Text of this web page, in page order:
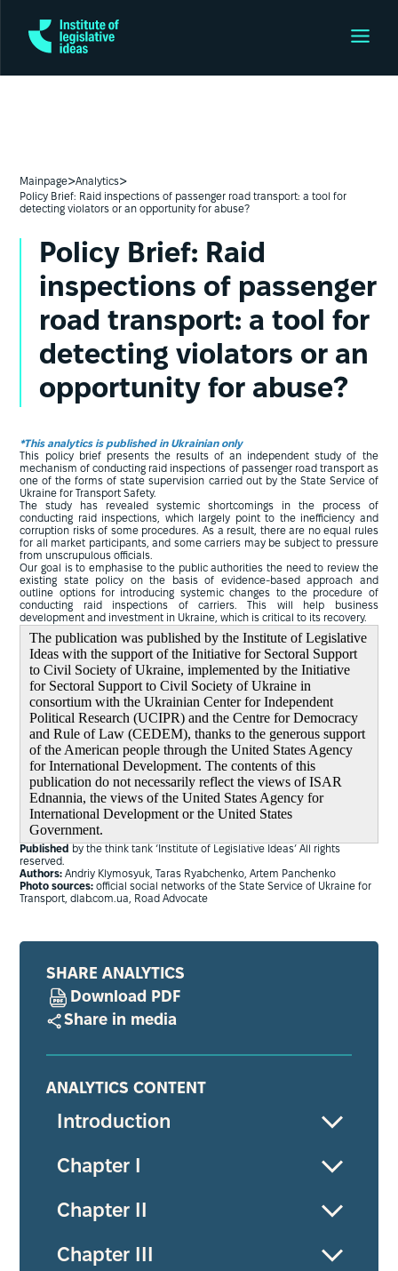
Mainpage>Analytics>
Policy Brief: Raid inspections of passenger road transport: a tool for
detecting violators or an opportunity for abuse?
Policy Brief: Raid
inspections of passenger
road transport: a tool for
detecting violators or an
opportunity for abuse?
*This analytics is published in Ukrainian only
This policy brief presents the results of an independent study of the
mechanism of conducting raid inspections of passenger road transport as
one of the forms of state supervision carried out by the State Service of
Ukraine for Transport Safety.
The study has revealed systemic shortcomings in the process of
conducting raid inspections, which largely point to the inefficiency and
corruption risks of some procedures. As a result, there are no equal rules
for all market participants, and some carriers may be subject to pressure
from unscrupulous officials.
Our goal is to emphasise to the public authorities the need to review the
existing state policy on the basis of evidence-based approach and
outline options for introducing systemic changes to the procedure of
conducting raid inspections of carriers. This will help business
development and investment in Ukraine, which is critical to its recovery.
The publication was published by the Institute of Legislative
Ideas with the support of the Initiative for Sectoral Support
to Civil Society of Ukraine, implemented by the Initiative
for Sectoral Support to Civil Society of Ukraine in
consortium with the Ukrainian Center for Independent
Political Research (UCIPR) and the Centre for Democracy
and Rule of Law (CEDEM), thanks to the generous support
of the American people through the United States Agency
for International Development. The contents of this
publication do not necessarily reflect the views of ISAR
Ednannia, the views of the United States Agency for
International Development or the United States
Government.
Published
by the think tank ‘Institute of Legislative Ideas’ All rights
reserved.
Authors:Andriy Klymosyuk, Taras Ryabchenko, Artem Panchenko
Photo sources:official social networks of the State Service of Ukraine for
Transport, dlab.com.ua, Road Advocate
SHARE ANALYTICS
Download PDF
Share in media
ANALYTICS CONTENT
Introduction
Chapter I
Chapter II
Chapter III